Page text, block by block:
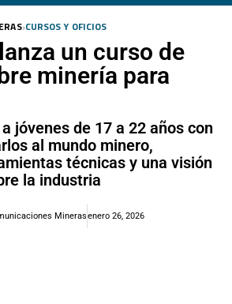
›CURSOS Y OFICIOS
un curso de
minería para
jóvenes de 17 a 22 años con
al mundo minero,
técnicas y una visión
la industria
Minerasenero 26, 2026